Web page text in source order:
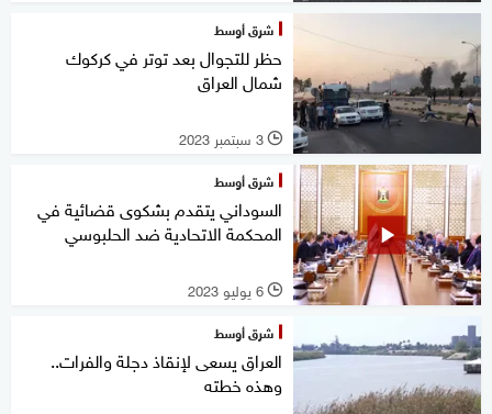
شرق أوسط
حظر للتجوال بعد توتر في كركوك
شمال العراق
l 3 سبتمبر 2023
شرق أوسط
السوداني يتقدم بشكوى قضائية في
المحكمة الاتحادية ضد الحلبوسي
l 6 يوليو 2023
شرق أوسط
العراق يسعى لإنقاذ دجلة والفرات..
وهذه خطته